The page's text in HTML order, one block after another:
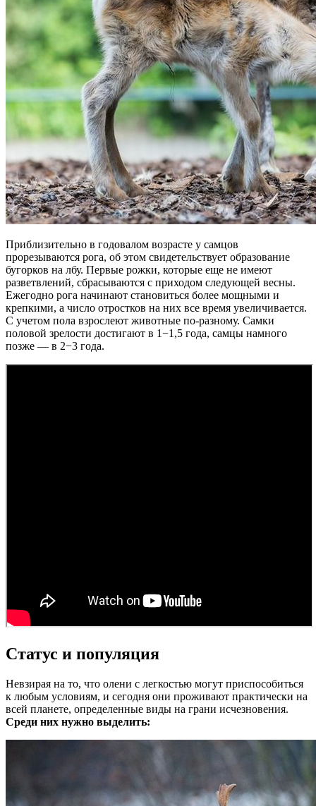
Приблизительно в годовалом возрасте у самцов
прорезываются рога, об этом свидетельствует образование
бугорков на лбу. Первые рожки, которые еще не имеют
разветвлений, сбрасываются с приходом следующей весны.
Ежегодно рога начинают становиться более мощными и
крепкими, а число отростков на них все время увеличивается.
С учетом пола взрослеют животные по-разному. Самки
половой зрелости достигают в 1−1,5 года, самцы намного
позже — в 2−3 года.
Статус и популяция
Невзирая на то, что олени с легкостью могут приспособиться
к любым условиям, и сегодня они проживают практически на
всей планете, определенные виды на грани исчезновения.
Среди них нужно выделить: